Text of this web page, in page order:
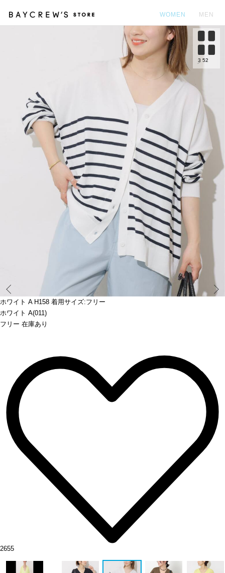
WOMEN MEN
ホワイト A H158 着用サイズ:フリー
ホワイト A(011)
フリー 在庫あり
3 52
2655